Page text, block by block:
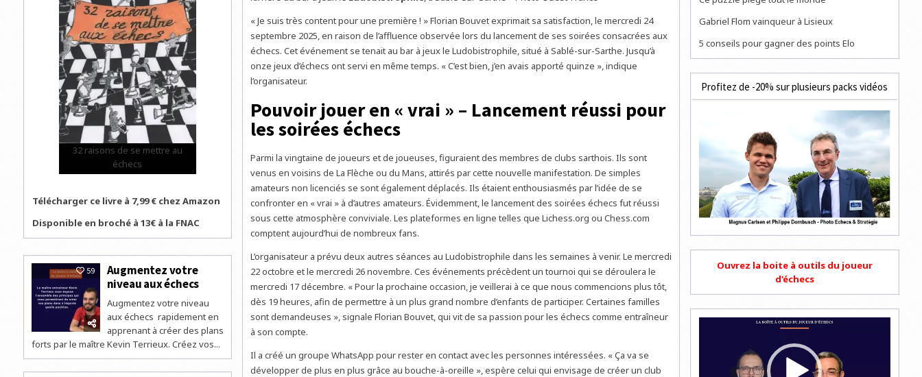
« Je suis très content pour une première ! » Florian Bouvet exprimait sa satisfaction, le mercredi 24
septembre 2025, en raison de l’affluence observée lors du lancement de ses soirées consacrées aux
échecs. Cet événement se tenait au bar à jeux le Ludobistrophile, situé à Sablé-sur-Sarthe. Jusqu’à
onze jeux d’échecs ont servi en même temps. « C’est bien, j’en avais apporté quinze », indique
l’organisateur.
Pouvoir jouer en « vrai » – Lancement réussi pour
les soirées échecs
Parmi la vingtaine de joueurs et de joueuses, figuraient des membres de clubs sarthois. Ils sont
venus en voisins de La Flèche ou du Mans, attirés par cette nouvelle manifestation. De simples
amateurs non licenciés se sont également déplacés. Ils étaient enthousiasmés par l’idée de se
confronter en « vrai » à d’autres amateurs. Évidemment, le lancement des soirées échecs fut réussi
sous cette atmosphère conviviale. Les plateformes en ligne telles que Lichess.org ou Chess.com
comptent aujourd’hui de nombreux fans.
L’organisateur a prévu deux autres séances au Ludobistrophile dans les semaines à venir. Le mercredi
22 octobre et le mercredi 26 novembre. Ces événements précèdent un tournoi qui se déroulera le
mercredi 17 décembre. « Pour la prochaine occasion, je veillerai à ce que nous commencions plus tôt,
dès 19 heures, afin de permettre à un plus grand nombre d’enfants de participer. Certaines familles
sont demandeuses », signale Florian Bouvet, qui vit de sa passion pour les échecs comme entraîneur
à son compte.
Il a créé un groupe WhatsApp pour rester en contact avec les personnes intéressées. « Ça va se
développer de plus en plus grâce au bouche-à-oreille », espère celui qui envisage de créer un club
32 raisons de se mettre au
échecs
Télécharger ce livre à 7,99 € chez Amazon
Disponible en broché à 13€ à la FNAC
59
Augmentez votre
niveau aux échecs
Augmentez votre niveau
aux échecs rapidement en
apprenant à créer des plans
forts par le maître Kevin Terrieux. Créez vos...
Gabriel Flom vainqueur à Lisieux
5 conseils pour gagner des points Elo
Profitez de -20% sur plusieurs packs vidéos
Ouvrez la boite à outils du joueur
d'échecs